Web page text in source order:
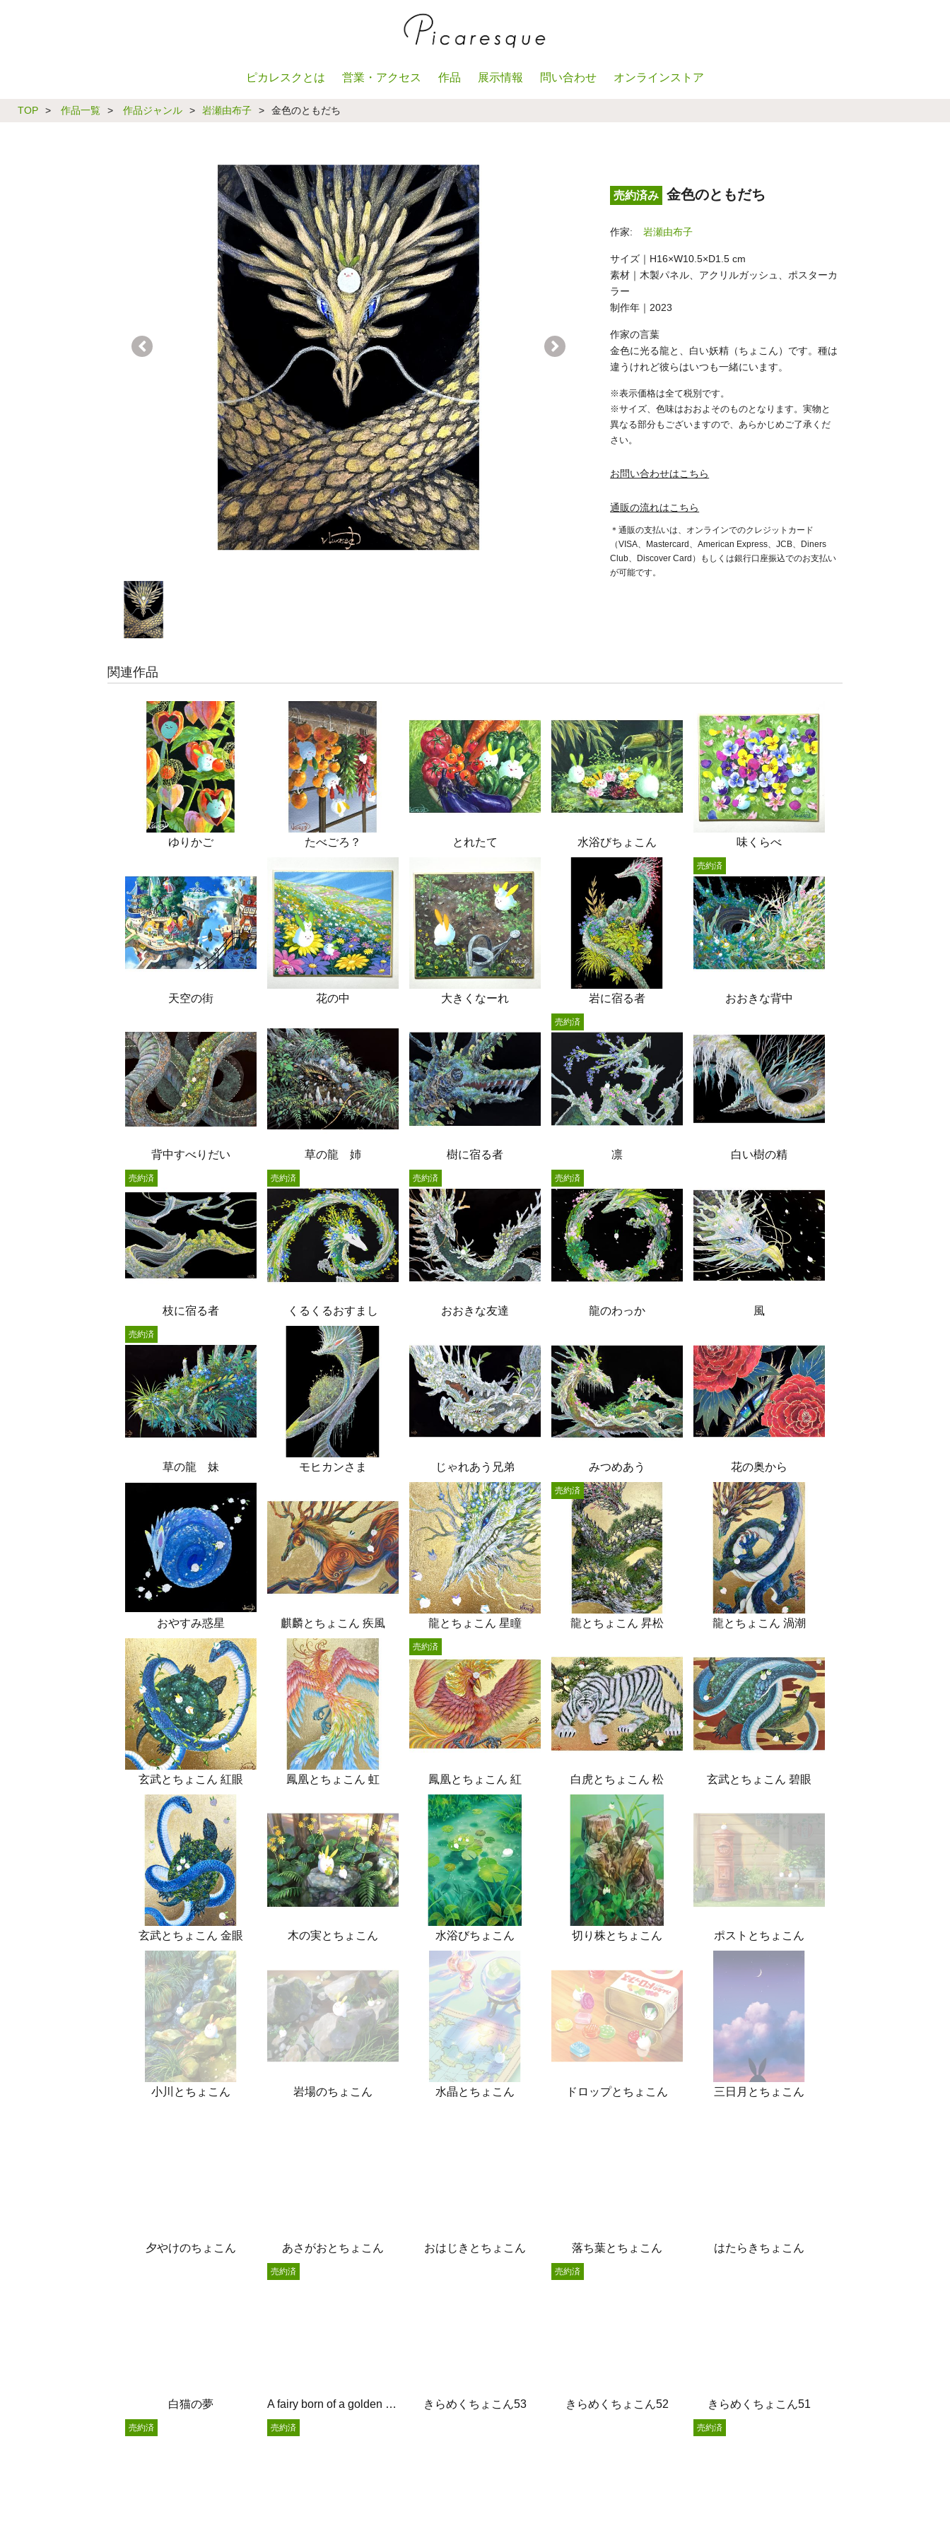
ピカレスクとは 営業・アクセス 作品 展示情報 問い合わせ オンラインストア
TOP > 作品一覧 > 作品ジャンル > 岩瀬由布子 > 金色のともだち
売約済み 金色のともだち
作家: 岩瀬由布子
サイズ｜H16×W10.5×D1.5 cm
素材｜木製パネル、アクリルガッシュ、ポスターカ
ラー
制作年｜2023
作家の言葉
金色に光る龍と、白い妖精（ちょこん）です。種は
違うけれど彼らはいつも一緒にいます。
※表示価格は全て税別です。
※サイズ、色味はおおよそのものとなります。実物と
異なる部分もございますので、あらかじめご了承くだ
さい。
お問い合わせはこちら
通販の流れはこちら
＊通販の支払いは、オンラインでのクレジットカード
（VISA、Mastercard、American Express、JCB、Diners
Club、Discover Card）もしくは銀行口座振込でのお支払い
が可能です。
関連作品
ゆりかご たべごろ？ とれたて 水浴びちょこん 味くらべ
天空の街 花の中 大きくなーれ 岩に宿る者 おおきな背中
売約済
背中すべりだい 草の龍 姉 樹に宿る者 凛
売約済
白い樹の精
枝に宿る者
売約済
くるくるおすまし
売約済
おおきな友達
売約済
龍のわっか
売約済
風
草の龍 妹
売約済
モヒカンさま じゃれあう兄弟 みつめあう 花の奥から
おやすみ惑星 麒麟とちょこん 疾風 龍とちょこん 星瞳 龍とちょこん 昇松
売約済
龍とちょこん 渦潮
玄武とちょこん 紅眼 鳳凰とちょこん 虹 鳳凰とちょこん 紅
売約済
白虎とちょこん 松 玄武とちょこん 碧眼
玄武とちょこん 金眼 木の実とちょこん 水浴びちょこん 切り株とちょこん ポストとちょこん
小川とちょこん 岩場のちょこん 水晶とちょこん ドロップとちょこん 三日月とちょこん
夕やけのちょこん あさがおとちょこん おはじきとちょこん 落ち葉とちょこん はたらきちょこん
白猫の夢 A fairy born of a golden pine
売約済
きらめくちょこん53 きらめくちょこん52
売約済
きらめくちょこん51
売約済 売約済 売約済